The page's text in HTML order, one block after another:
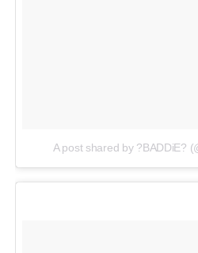
A post shared by ?BADDiE?